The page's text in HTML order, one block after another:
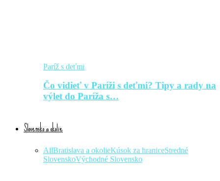
Paríž s deťmi
Čo vidieť v Paríži s deťmi? Tipy a rady na
výlet do Paríža s…
Slovensko a okolie
AllBratislava a okolieKúsok za hraniceStredné
SlovenskoVýchodné Slovensko